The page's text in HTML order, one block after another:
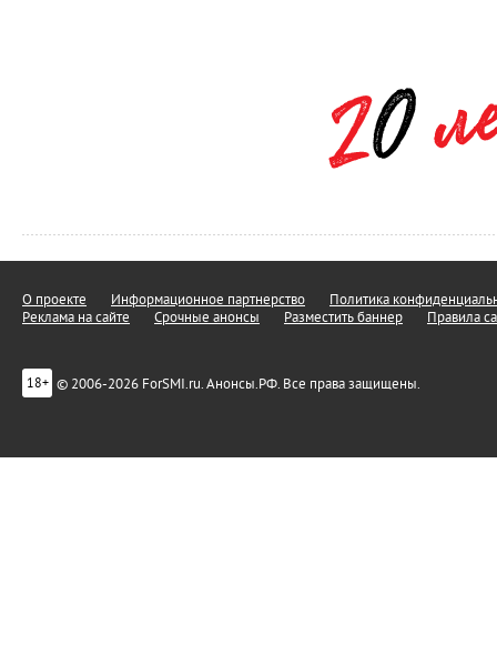
О проекте Информационное партнерство
Политика
Реклама на сайте
Срочные анонсы Разместить баннер Правила
18+ © 2006-2026 ForSMI.ru. Анонсы.РФ. Все права защищены.